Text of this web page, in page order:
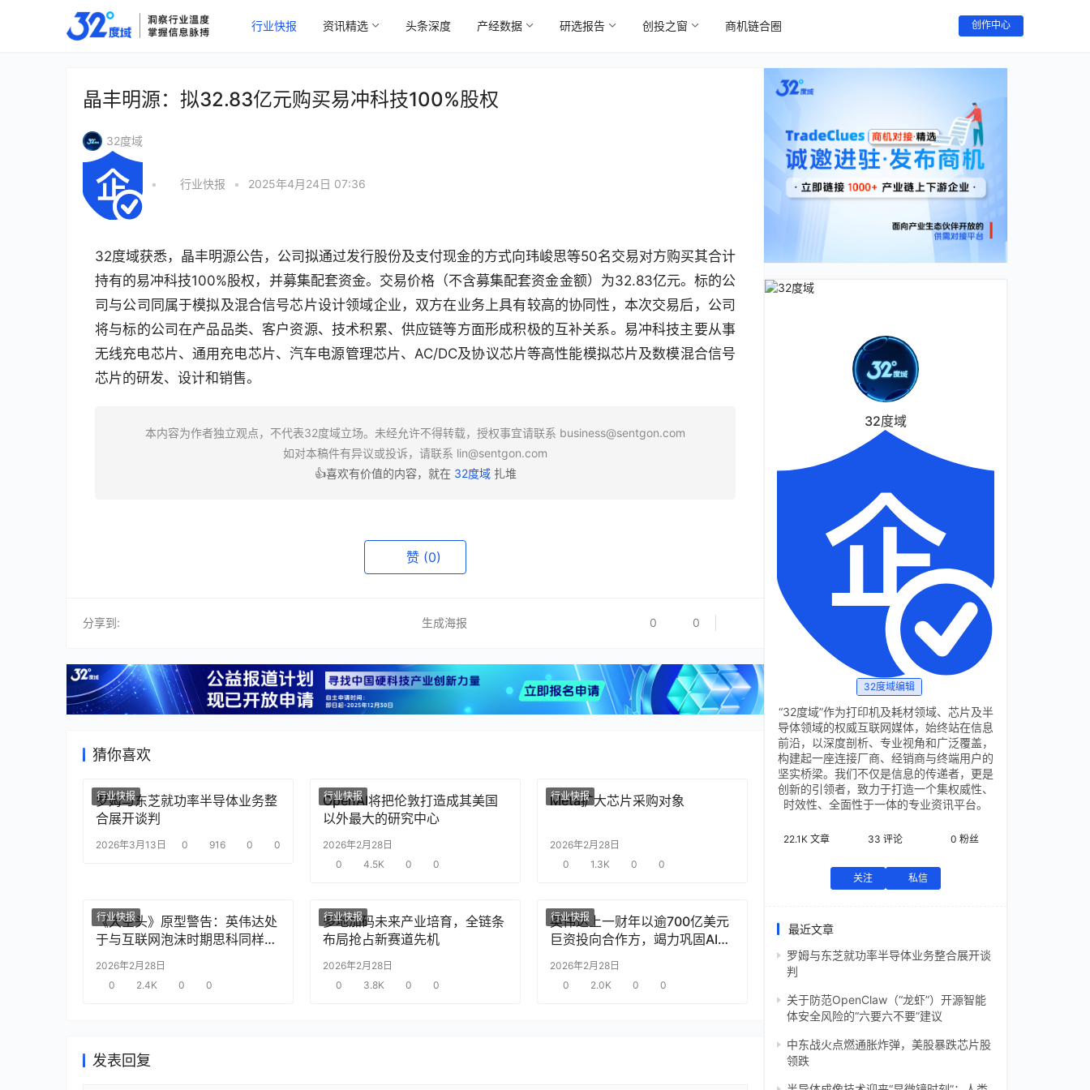
行业快报 资讯精选 头条深度 产经数据 研选报告 创投之窗 商机链合圈 创作中心
晶丰明源：拟32.83亿元购买易冲科技100%股权
32度域
• 行业快报 • 2025年4月24日 07:36
32度域获悉，晶丰明源公告，公司拟通过发行股份及支付现金的方式向玮峻思等50名交易对方购买其合计
持有的易冲科技100%股权，并募集配套资金。交易价格（不含募集配套资金金额）为32.83亿元。标的公
司与公司同属于模拟及混合信号芯片设计领域企业，双方在业务上具有较高的协同性，本次交易后，公司
将与标的公司在产品品类、客户资源、技术积累、供应链等方面形成积极的互补关系。易冲科技主要从事
无线充电芯片、通用充电芯片、汽车电源管理芯片、AC/DC及协议芯片等高性能模拟芯片及数模混合信号
芯片的研发、设计和销售。
本内容为作者独立观点，不代表32度域立场。未经允许不得转载，授权事宜请联系 business@sentgon.com
如对本稿件有异议或投诉，请联系 lin@sentgon.com
👍喜欢有价值的内容，就在 32度域扎堆
赞 (0)
分享到: 生成海报 0 0
猜你喜欢
行业快报
罗姆与东芝就功率半导体业务整
合展开谈判
2026年3月13日 0 916 0 0
行业快报
OpenAI将把伦敦打造成其美国
以外最大的研究中心
2026年2月28日
0
4.5K 0 0
行业快报
Meta扩大芯片采购对象
2026年2月28日
0
1.3K 0 0
行业快报
《大空头》原型警告：英伟达处
于与互联网泡沫时期思科同样的
“危险境地”
2026年2月28日
0
2.4K 0 0
行业快报
多地加码未来产业培育，全链条
布局抢占新赛道先机
2026年2月28日
0
3.8K 0 0
行业快报
英伟达上一财年以逾700亿美元
巨资投向合作方，竭力巩固AI芯
片需求
2026年2月28日
0
2.0K 0 0
发表回复
32度域
32度域编辑
“32度域”作为打印机及耗材领域、芯片及半
导体领域的权威互联网媒体，始终站在信息
前沿，以深度剖析、专业视角和广泛覆盖，
构建起一座连接厂商、经销商与终端用户的
坚实桥梁。我们不仅是信息的传递者，更是
创新的引领者，致力于打造一个集权威性、
时效性、全面性于一体的专业资讯平台。
22.1K 文章 33 评论 0 粉丝
关注 私信
最近文章
罗姆与东芝就功率半导体业务整合展开谈
判
关于防范OpenClaw（“龙虾”）开源智能
体安全风险的“六要六不要”建议
中东战火点燃通胀炸弹，美股暴跌芯片股
领跌